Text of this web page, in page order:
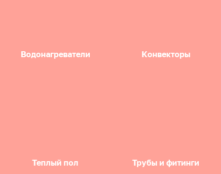
Водонагреватели Конвекторы
Теплый пол Трубы и фитинги